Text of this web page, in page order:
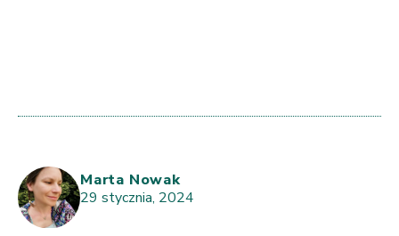
Marta Nowak
29 stycznia, 2024